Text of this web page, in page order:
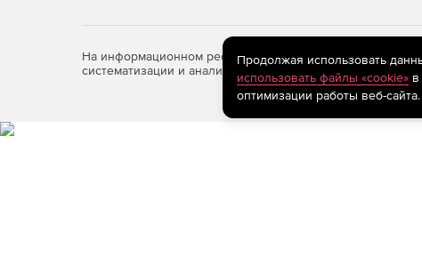
SQL Server Analysis Services включает
относятся следующие объекты.
Табличный режим стал параметром установки
На информационном ресурсе store.softline.ru
систематизации и анализа сведений, относящихся к
Продолжая использовать
использовать файлы «cookie»в
оптимизации работы веб-сайта.